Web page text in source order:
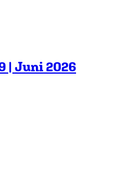
| Juni 2026